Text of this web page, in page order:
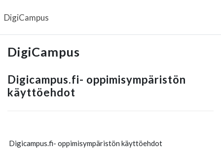
DigiCampus
DigiCampus
Digicampus.fi- oppimisympäristön
käyttöehdot
Digicampus.fi- oppimisympäristön käyttöehdot